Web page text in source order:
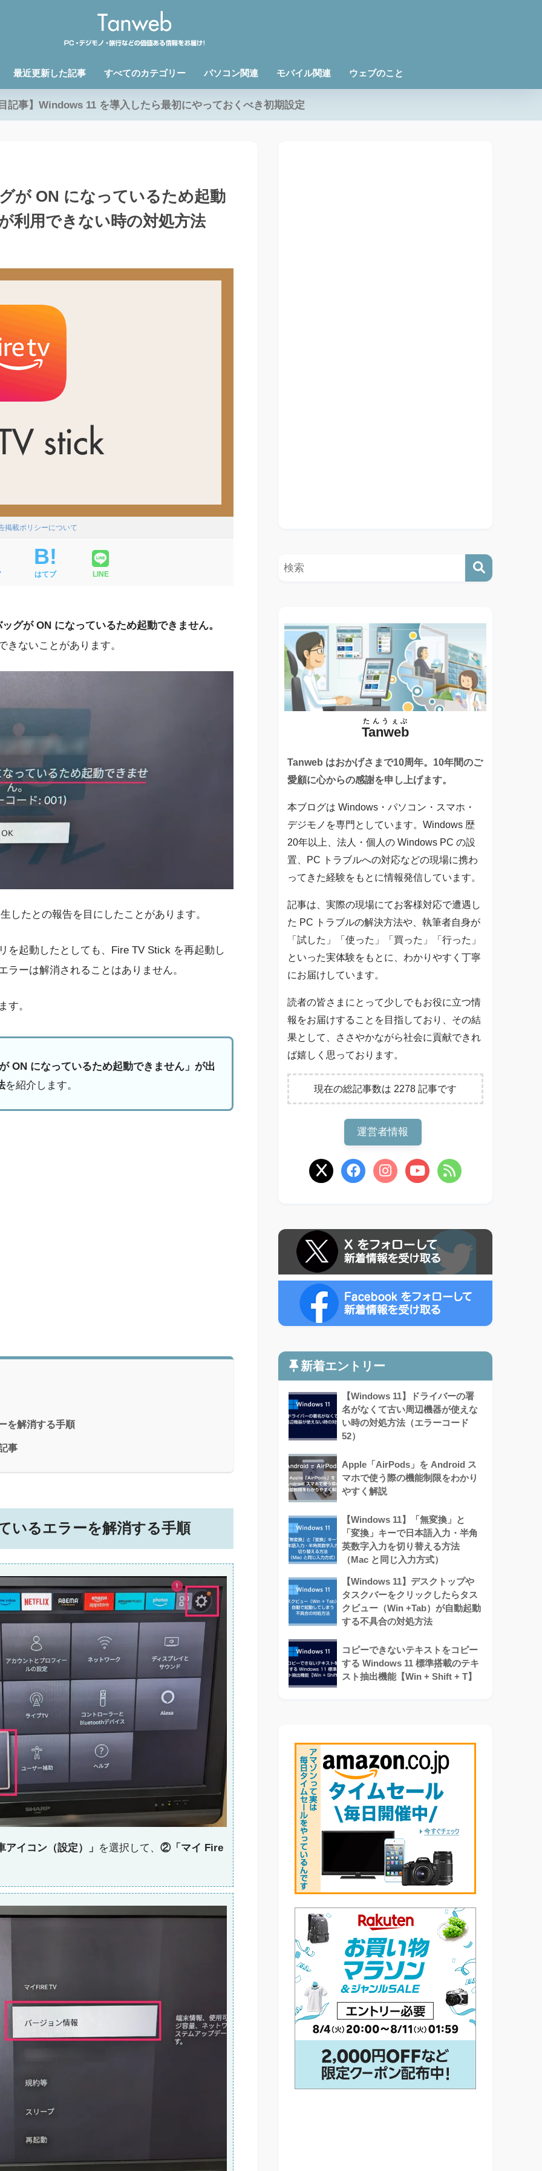
最近更新した記事 すべてのカテゴリー パソコン関連 モバイル関連 ウェブのこと
記事】Windows 11 を導入したら最初にやっておくべき初期設定
が ON になっているため起動
利用できない時の対処方法
掲載ポリシーについて
はてブ LINE
グが ON になっているため起動できません。
きないことがあります。
したとの報告を目にしたことがあります。
を起動したとしても、Fire TV Stick を再起動し
ーは解消されることはありません。
す。
ON になっているため起動できません」が出
を紹介します。
を解消する手順
事
いるエラーを解消する手順
イコン（設定）」 を選択して、 ②「マイ Fire
Tanweb
たんうぇぶ
Tanweb はおかげさまで10周年。10年間のご
愛顧に心からの感謝を申し上げます。
本ブログは Windows・パソコン・スマホ・
デジモノを専門としています。Windows 歴
20年以上、法人・個人の Windows PC の設
置、PC トラブルへの対応などの現場に携わ
ってきた経験をもとに情報発信しています。
記事は、実際の現場にてお客様対応で遭遇し
た PC トラブルの解決方法や、執筆者自身が
「試した」「使った」「買った」「行った」
といった実体験をもとに、わかりやすく丁寧
にお届けしています。
読者の皆さまにとって少しでもお役に立つ情
報をお届けすることを目指しており、その結
果として、ささやかながら社会に貢献できれ
ば嬉しく思っております。
現在の総記事数は 2278 記事です
運営者情報
新着エントリー
【Windows 11】ドライバーの署
名がなくて古い周辺機器が使えな
い時の対処方法（エラーコード
52）
Apple「AirPods」を Android ス
マホで使う際の機能制限をわかり
やすく解説
【Windows 11】「無変換」と
「変換」キーで日本語入力・半角
英数字入力を切り替える方法
（Mac と同じ入力方式）
【Windows 11】デスクトップや
タスクバーをクリックしたらタス
クビュー（Win +Tab）が自動起動
する不具合の対処方法
コピーできないテキストをコピー
する Windows 11 標準搭載のテキ
スト抽出機能【Win + Shift + T】